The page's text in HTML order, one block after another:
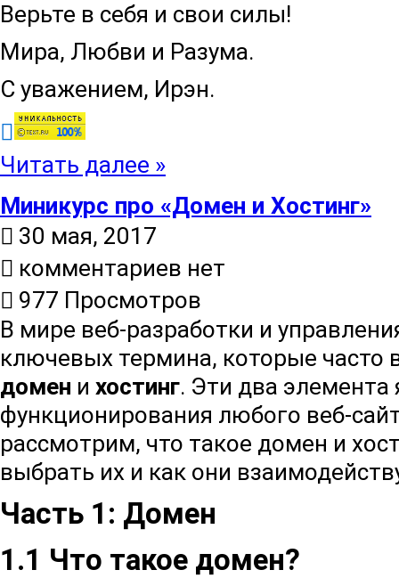
Верьте в себя и свои силы!
Мира, Любви и Разума.
С уважением, Ирэн.
Читать далее »
Миникурс про «Домен и Хостинг»
30 мая, 2017
комментариев нет
977 Просмотров
В мире веб-разработки и
ключевых термина, которые часто
домен и хостинг. Эти два
функционирования любого веб-
рассмотрим, что такое домен и
выбрать их и как они
Часть 1: Домен
1.1 Что такое домен?